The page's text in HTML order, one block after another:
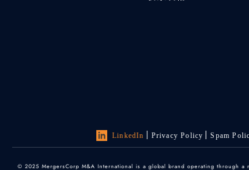
LinkedIn Privacy Policy Spam
© 2025 MergersCorp M&A International is a global brand operating through